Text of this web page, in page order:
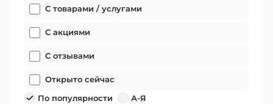
С товарами / услугами
С акциями
С отзывами
Открыто сейчас
По популярности
А-Я